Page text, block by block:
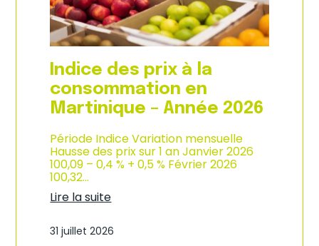
é
e
2
0
2
6
d
e
p
r
o
d
u
c
t
o
n
e
’
m
p
Indice des prix à la
consommation en
Martinique – Année 2026
Période Indice Variation mensuelle
Hausse des prix sur 1 an Janvier 2026
100,09 – 0,4 % + 0,5 % Février 2026
100,32…
Lire la suite
n
31 juillet 2026